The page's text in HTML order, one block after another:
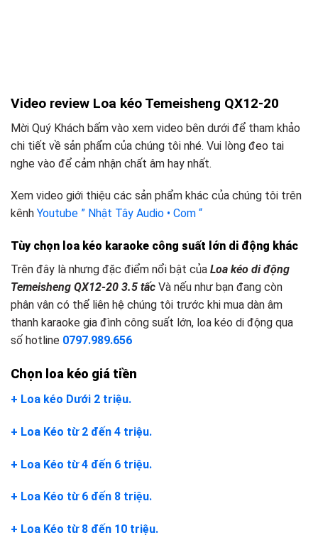
Video review Loa kéo Temeisheng QX12-20
Mời Quý Khách bấm vào xem video bên dưới để tham khảo
chi tiết về sản phẩm của chúng tôi nhé. Vui lòng đeo tai
nghe vào để cảm nhận chất âm hay nhất.
Xem video giới thiệu các sản phẩm khác của chúng tôi trên
kênh Youtube ” Nhật Tây Audio • Com “
Tùy chọn loa kéo karaoke công suất lớn d i động khác
Trên đây là nhưng đặc điểm nổi bật của Loa kéo di động
Temeisheng QX12-20 3.5 tấc Và nếu như bạn đang còn
phân vân có thể liên hệ chúng tôi trước khi mua dàn âm
thanh karaoke gia đình công suất lớn, loa kéo di động qua
số hotline 0797.989.656
Chọn loa kéo giá tiền
+ Loa kéo Dưới 2 triệu.
+ Loa Kéo từ 2 đến 4 triệu.
+ Loa Kéo từ 4 đến 6 triệu.
+ Loa Kéo từ 6 đến 8 triệu.
+ Loa Kéo từ 8 đến 10 triệu.